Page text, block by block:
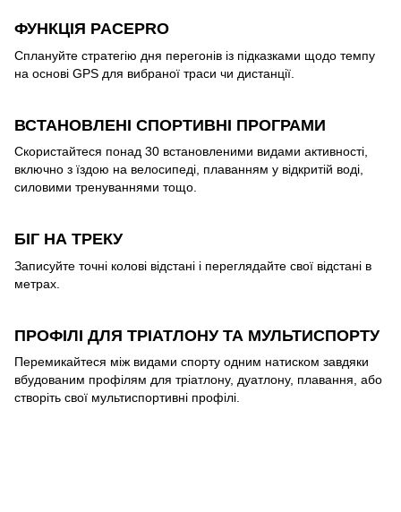
ФУНКЦІЯ PACEPRO
Сплануйте стратегію дня перегонів із підказками щодо темпу
на основі GPS для вибраної траси чи дистанції.
ВСТАНОВЛЕНІ СПОРТИВНІ ПРОГРАМИ
Скористайтеся понад 30 встановленими видами активності,
включно з їздою на велосипеді, плаванням у відкритій воді,
силовими тренуваннями тощо.
БІГ НА ТРЕКУ
Записуйте точні колові відстані і переглядайте свої відстані в
метрах.
ПРОФІЛІ ДЛЯ ТРІАТЛОНУ ТА МУЛЬТИСПОРТУ
Перемикайтеся між видами спорту одним натиском завдяки
вбудованим профілям для тріатлону, дуатлону, плавання, або
створіть свої мультиспортивні профілі.